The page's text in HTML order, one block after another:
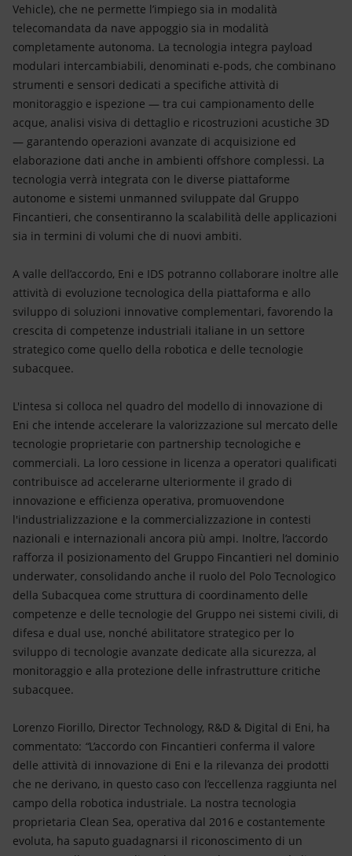
Vehicle), che ne permette l’impiego sia in modalità
telecomandata da nave appoggio sia in modalità
completamente autonoma. La tecnologia integra payload
modulari intercambiabili, denominati e-pods, che combinano
strumenti e sensori dedicati a specifiche attività di
monitoraggio e ispezione — tra cui campionamento delle
acque, analisi visiva di dettaglio e ricostruzioni acustiche 3D
— garantendo operazioni avanzate di acquisizione ed
elaborazione dati anche in ambienti offshore complessi. La
tecnologia verrà integrata con le diverse piattaforme
autonome e sistemi unmanned sviluppate dal Gruppo
Fincantieri, che consentiranno la scalabilità delle applicazioni
sia in termini di volumi che di nuovi ambiti.
A valle dell’accordo, Eni e IDS potranno collaborare inoltre alle
attività di evoluzione tecnologica della piattaforma e allo
sviluppo di soluzioni innovative complementari, favorendo la
crescita di competenze industriali italiane in un settore
strategico come quello della robotica e delle tecnologie
subacquee.
L'intesa si colloca nel quadro del modello di innovazione di
Eni che intende accelerare la valorizzazione sul mercato delle
tecnologie proprietarie con partnership tecnologiche e
commerciali. La loro cessione in licenza a operatori qualificati
contribuisce ad accelerarne ulteriormente il grado di
innovazione e efficienza operativa, promuovendone
l'industrializzazione e la commercializzazione in contesti
nazionali e internazionali ancora più ampi. Inoltre, l’accordo
rafforza il posizionamento del Gruppo Fincantieri nel dominio
underwater, consolidando anche il ruolo del Polo Tecnologico
della Subacquea come struttura di coordinamento delle
competenze e delle tecnologie del Gruppo nei sistemi civili, di
difesa e dual use, nonché abilitatore strategico per lo
sviluppo di tecnologie avanzate dedicate alla sicurezza, al
monitoraggio e alla protezione delle infrastrutture critiche
subacquee.
Lorenzo Fiorillo, Director Technology, R&D & Digital di Eni, ha
commentato: “L’accordo con Fincantieri conferma il valore
delle attività di innovazione di Eni e la rilevanza dei prodotti
che ne derivano, in questo caso con l’eccellenza raggiunta nel
campo della robotica industriale. La nostra tecnologia
proprietaria Clean Sea, operativa dal 2016 e costantemente
evoluta, ha saputo guadagnarsi il riconoscimento di un